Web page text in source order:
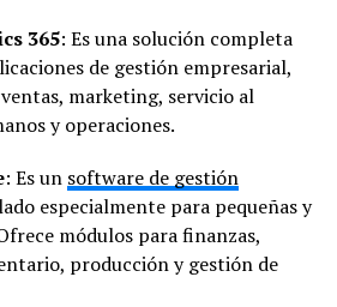
365: Es una solución completa
de gestión empresarial,
marketing, servicio al
y operaciones.
: Es un software de gestión
especialmente para pequeñas y
módulos para finanzas,
producción y gestión de